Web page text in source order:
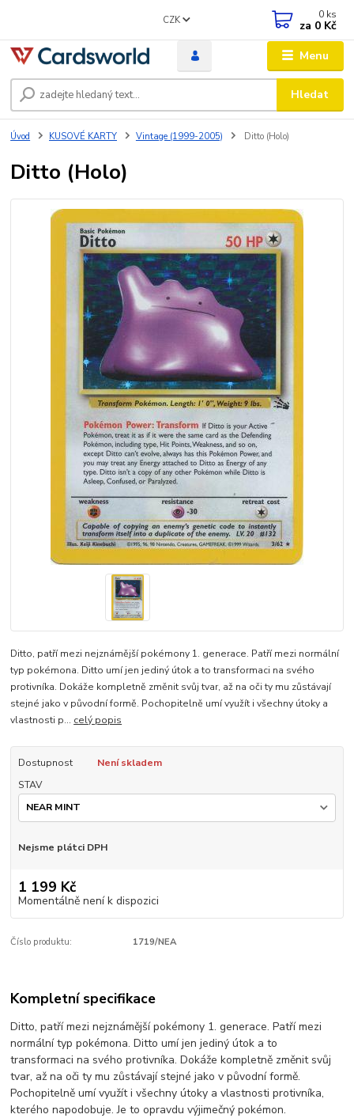
Menu
CZK
Hledat
0 ks
za 0 Kč
Úvod KUSOVÉ KARTY Vintage (1999-2005) Ditto (Holo)
Ditto (Holo)
Ditto, patří mezi nejznámější pokémony 1. generace. Patří mezi normální
typ pokémona. Ditto umí jen jediný útok a to transformaci na svého
protivníka. Dokáže kompletně změnit svůj tvar, až na oči ty mu zůstávají
stejné jako v původní formě. Pochopitelně umí využít i všechny útoky a
vlastnosti p... celý popis
Dostupnost
Není skladem
STAV
Nejsme plátci DPH
1 199 Kč
Momentálně není k dispozici
Číslo produktu: 1719/NEA
Kompletní specifikace
Ditto, patří mezi nejznámější pokémony 1. generace. Patří mezi
normální typ pokémona. Ditto umí jen jediný útok a to
transformaci na svého protivníka. Dokáže kompletně změnit svůj
tvar, až na oči ty mu zůstávají stejné jako v původní formě.
Pochopitelně umí využít i všechny útoky a vlastnosti protivníka,
kterého napodobuje. Je to opravdu výjimečný pokémon.